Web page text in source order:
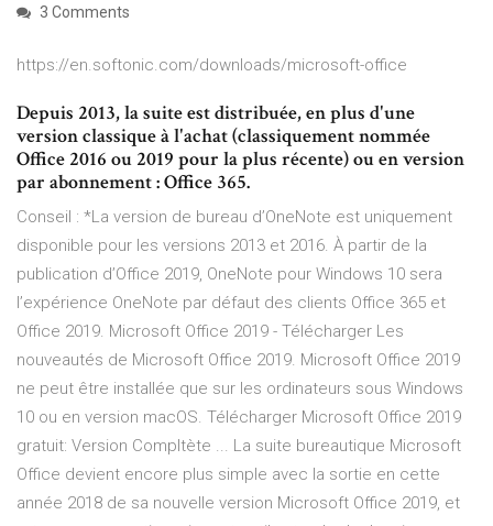
3 Comments
https://en.softonic.com/downloads/microsoft-office
Depuis 2013, la suite est distribuée, en plus d'une
version classique à l'achat (classiquement nommée
Office 2016 ou 2019 pour la plus récente) ou en version
par abonnement : Office 365.
Conseil : *La version de bureau d’OneNote est uniquement
disponible pour les versions 2013 et 2016. À partir de la
publication d’Office 2019, OneNote pour Windows 10 sera
l’expérience OneNote par défaut des clients Office 365 et
Office 2019. Microsoft Office 2019 - Télécharger Les
nouveautés de Microsoft Office 2019. Microsoft Office 2019
ne peut être installée que sur les ordinateurs sous Windows
10 ou en version macOS. Télécharger Microsoft Office 2019
gratuit: Version Compltète ... La suite bureautique Microsoft
Office devient encore plus simple avec la sortie en cette
année 2018 de sa nouvelle version Microsoft Office 2019, et